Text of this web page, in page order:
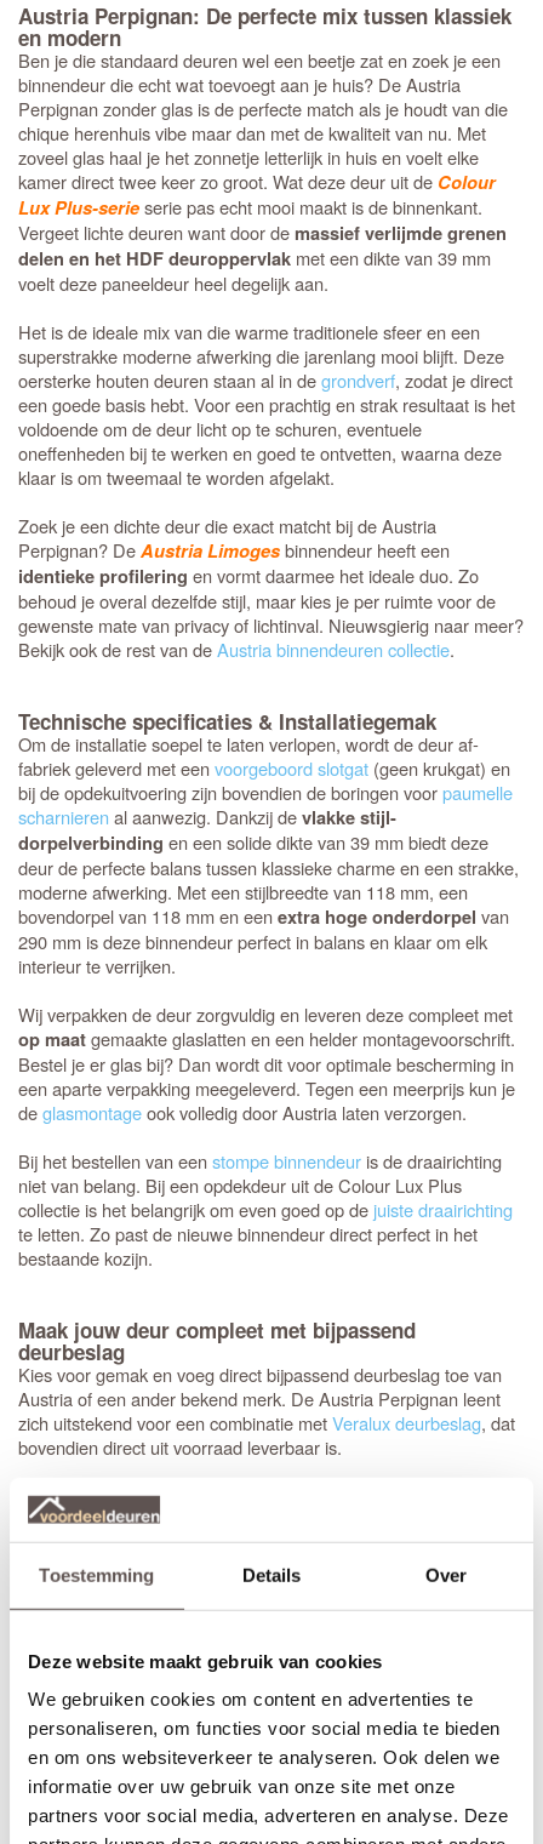
Toestemming Details Over
Deze website maakt gebruik van cookies
We gebruiken cookies om content en advertenties te
personaliseren, om functies voor social media te bieden
en om ons websiteverkeer te analyseren. Ook delen we
informatie over uw gebruik van onze site met onze
partners voor social media, adverteren en analyse. Deze
Austria Perpignan: De perfecte mix tussen klassiek
en modern
Ben je die standaard deuren wel een beetje zat en zoek je een
binnendeur die echt wat toevoegt aan je huis? De Austria
Perpignan zonder glas is de perfecte match als je houdt van die
chique herenhuis vibe maar dan met de kwaliteit van nu. Met
zoveel glas haal je het zonnetje letterlijk in huis en voelt elke
kamer direct twee keer zo groot. Wat deze deur uit de Colour
Lux Plus-serieserie pas echt mooi maakt is de binnenkant.
Vergeet lichte deuren want door de massief verlijmde grenen
delen en het HDF deuroppervlak met een dikte van 39 mm
voelt deze paneeldeur heel degelijk aan.
Het is de ideale mix van die warme traditionele sfeer en een
superstrakke moderne afwerking die jarenlang mooi blijft. Deze
oersterke houten deuren staan al in degrondverf, zodat je direct
een goede basis hebt. Voor een prachtig en strak resultaat is het
voldoende om de deur licht op te schuren, eventuele
oneffenheden bij te werken en goed te ontvetten, waarna deze
klaar is om tweemaal te worden afgelakt.
Zoek je een dichte deur die exact matcht bij de Austria
Perpignan? DeAustria Limogesbinnendeur heeft een
identieke profilering en vormt daarmee het ideale duo. Zo
behoud je overal dezelfde stijl, maar kies je per ruimte voor de
gewenste mate van privacy of lichtinval. Nieuwsgierig naar meer?
Bekijk ook de rest van deAustria binnendeuren collectie.
Technische specificaties & Installatiegemak
Om de installatie soepel te laten verlopen, wordt de deur af-
fabriek geleverd met eenvoorgeboord slotgat (geen krukgat) en
bij de opdekuitvoering zijn bovendien de boringen voorpaumelle
scharnieren al aanwezig. Dankzij devlakke stijl-
dorpelverbinding en een solide dikte van 39 mm biedt deze
deur de perfecte balans tussen klassieke charme en een strakke,
moderne afwerking. Met een stijlbreedte van 118 mm, een
bovendorpel van 118 mm en eenextra hoge onderdorpel van
290 mm is deze binnendeur perfect in balans en klaar om elk
interieur te verrijken.
Wij verpakken de deur zorgvuldig en leveren deze compleet met
op maatgemaakte glaslatten en een helder montagevoorschrift.
Bestel je er glas bij? Dan wordt dit voor optimale bescherming in
een aparte verpakking meegeleverd. Tegen een meerprijs kun je
deglasmontageook volledig door Austria laten verzorgen.
Bij het bestellen van eenstompe binnendeur is de draairichting
niet van belang. Bij een opdekdeur uit de Colour Lux Plus
collectie is het belangrijk om even goed op de juiste draairichting
te letten. Zo past de nieuwe binnendeur direct perfect in het
bestaande kozijn.
Maak jouw deur compleet met bijpassend
deurbeslag
Kies voor gemak en voeg direct bijpassend deurbeslag toe van
Austria of een ander bekend merk. De Austria Perpignan leent
zich uitstekend voor een combinatie metVeralux deurbeslag, dat
bovendien direct uit voorraad leverbaar is.
Het advies is om stompe deuren altijd af te hangen met drie
scharnieren. Meestal wordt gekozen voor een
kogellagerscharnier met ronde hoeken. Met het juiste
gereedschap, zoals een freesmal, worden deze uitsparingen snel
en vakkundig ingefreesd voor een strak resultaat.
de hal en de woonkamer, zeker als de voordeur niet volledig
tochtvrij sluit. Voor slaapkamers is een valdorpel handig om geluid
te dempen. Houd er rekening mee dat de luchtventilatie bij een
gesloten deur vermindert; dit is de afweging bij de keuze voor een
tochtvaldorpel.
Inkorten of op maat bestellen?